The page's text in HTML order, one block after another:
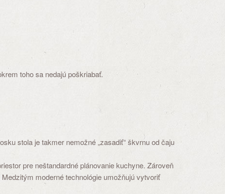
toho sa nedajú poškriabať.
stola je takmer nemožné „zasadiť“ škvrnu od čaju
pre neštandardné plánovanie kuchyne. Zároveň
moderné technológie umožňujú vytvoriť